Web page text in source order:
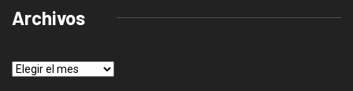
Archivos
Archivos